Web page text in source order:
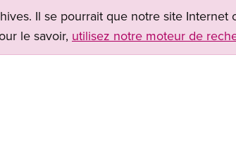
Il se pourrait que notre site Internet
le savoir, utilisez notre moteur de